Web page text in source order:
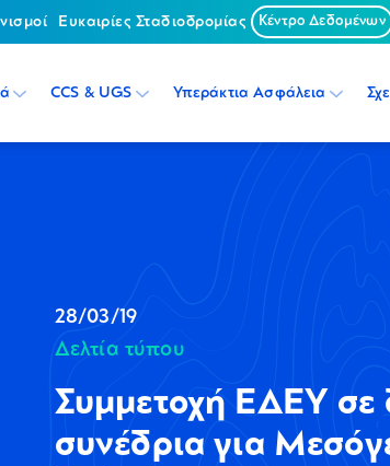
Ευκαιρίες Σταδιοδρομίας Κέντρο Δεδομένων
CCS & UGS Υπεράκτια Ασφάλεια
28/03/19
Δελτία τύπου
Συμμετοχή ΕΔΕΥ σε
συνέδρια για